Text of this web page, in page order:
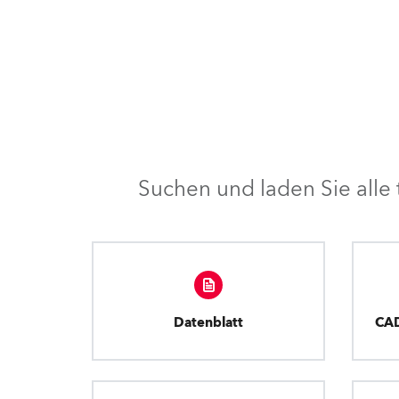
Suchen und laden Sie
Datenblatt